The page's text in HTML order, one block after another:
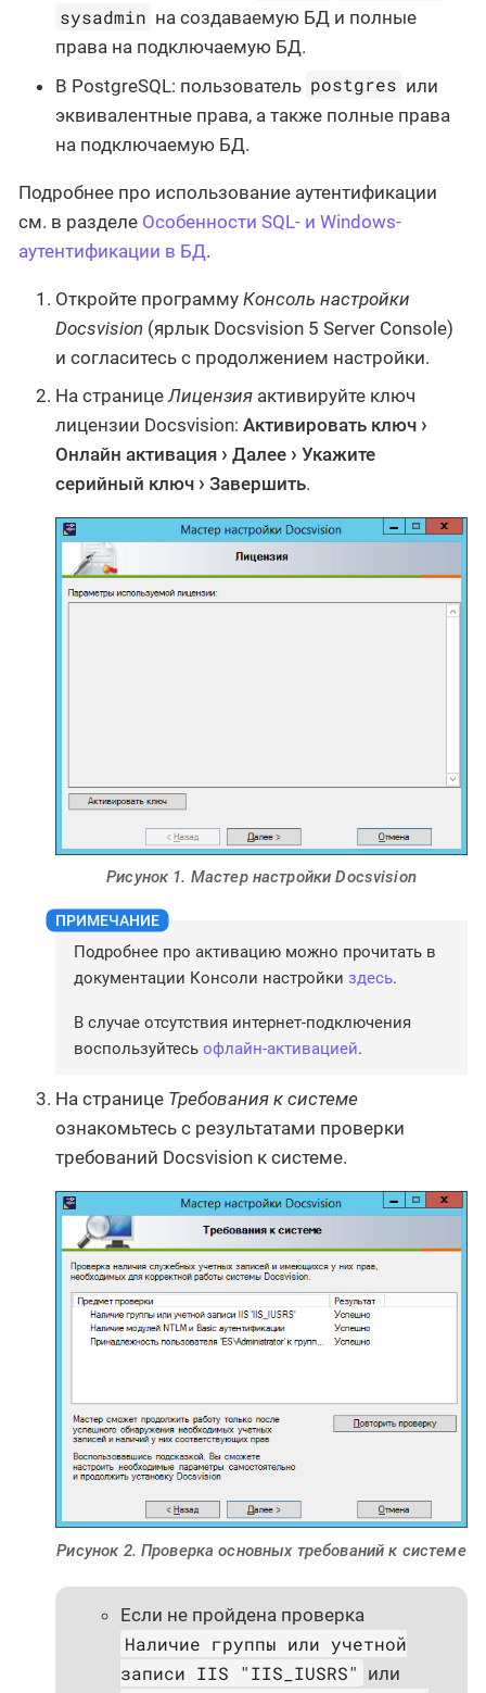
sysadmin на создаваемую БД и полные
права на подключаемую БД.
В PostgreSQL: пользователь postgres или
эквивалентные права, а также полные права
на подключаемую БД.
Подробнее про использование аутентификации
см. в разделе Особенности SQL- и Windows-
аутентификации в БД.
Откройте программу Консоль настройки
Docsvision (ярлык Docsvision 5 Server Console)
и согласитесь с продолжением настройки.
На страницеЛицензия активируйте ключ
лицензии Docsvision: Активировать ключ
Онлайн активация
Далее
Укажите
серийный ключ
Завершить.
Рисунок 1. Мастер настройки Docsvision
Подробнее про активацию можно прочитать в
документации Консоли настройки здесь.
В случае отсутствия интернет-подключения
воспользуйтесь офлайн-активацией.
На странице Требования к системе
ознакомьтесь с результатами проверки
требований Docsvision к системе.
Рисунок 2. Проверка основных требований к системе
Если не пройдена проверка
Наличие группы или учетной
записи IIS "IIS_IUSRS" или